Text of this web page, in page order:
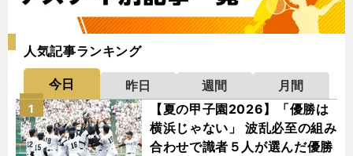
人気記事ランキング
今日 昨日 週間
月間
【夏の甲子園2026】「優勝は
横浜じゃない」 波乱必至の組み
合わせで識者５人が選んだ優勝
1